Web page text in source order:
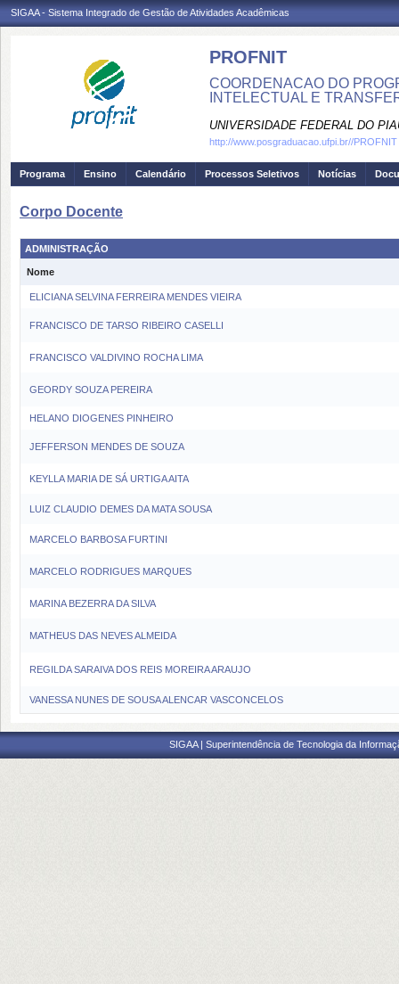
SIGAA - Sistema Integrado de Gestão de Atividades Acadêmicas
PROFNIT
COORDENACAO DO
INTELECTUAL E
UNIVERSIDADE FEDERAL DO
http://www.posgraduacao.ufpi.br//PROFNIT
Programa Ensino Calendário Processos Seletivos Notícias
Corpo Docente
ADMINISTRAÇÃO
Nome
ELICIANA SELVINA FERREIRA MENDES VIEIRA
FRANCISCO DE TARSO RIBEIRO CASELLI
FRANCISCO VALDIVINO ROCHA LIMA
GEORDY SOUZA PEREIRA
HELANO DIOGENES PINHEIRO
JEFFERSON MENDES DE SOUZA
KEYLLA MARIA DE SÁ URTIGA AITA
LUIZ CLAUDIO DEMES DA MATA SOUSA
MARCELO BARBOSA FURTINI
MARCELO RODRIGUES MARQUES
MARINA BEZERRA DA SILVA
MATHEUS DAS NEVES ALMEIDA
REGILDA SARAIVA DOS REIS MOREIRA ARAUJO
VANESSA NUNES DE SOUSA ALENCAR VASCONCELOS
SIGAA | Superintendência de Tecnologia da